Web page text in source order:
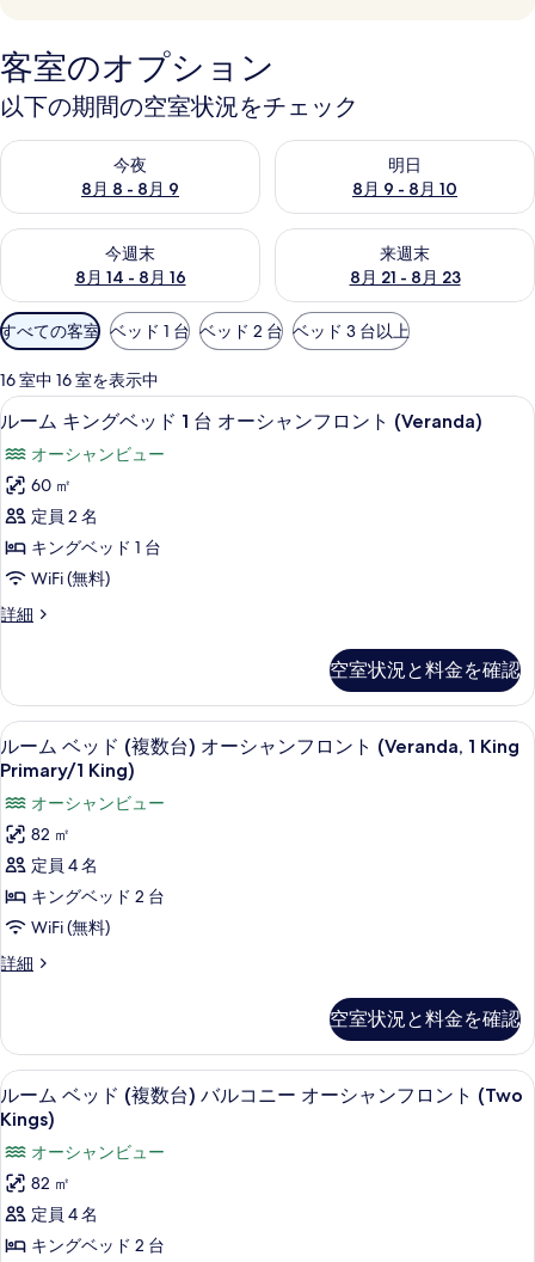
客室のオプション
以下の期間の空室状況をチェック
今夜
8月 8 - 8月 9
今夜 8月 8 - 8月 9 の空室状況をチェック
明日
8月 9 - 8月 10
明日 8月 9 - 8月 10 の空室状
今週末
8月 14 - 8月 16
今週末 8月 14 - 8月 16 の空室状況をチェック
来週末
8月 21 - 8月 23
来週末 8月 21 - 8月 23 の空室
利
用
可
能
な
客
室
の
り
込
み
すべての客室 ベッド 1 台 ベッド 2 台 ベッド 3 台以上
16 室中 16 室を表示中
ル
ム
キ
ン
グ
ベ
ッ
1
台
オ
ー
シ
ャ
ン
フ
ロ
ン
の
す
べ
て
の
写
真
高級寝具、セーフティボックス (室
12
ルーム キングベッド 1 台 オーシャンフロント (Veranda)
オーシャンビュー
60 ㎡
定員 2 名
キングベッド 1 台
WiFi (無料)
詳細
ル
ン
グ
ベ
ッ
台
オ
ー
シ
ン
フ
ロ
(Veranda)
詳
細
空室状況と料金を確認
ル
ー
ム
ベ
ッ
ド
(複
数
ー
シ
ャ
フ
ロ
ン
高級寝具、セーフティボックス (室
14
ルーム ベッド (複数台) オーシャンフロント (Veranda, 1 King
Primary/1 King)
オーシャンビュー
82 ㎡
定員 4 名
キングベッド 2 台
WiFi (無料)
詳細
ル
ッ
ド
(複
数
オ
ー
シ
ャ
ン
空室状況と料金を確認
ル
ー
ム
ベ
ッ
ド
17
ルーム ベッド (複数台) バルコニー オーシャンフロント (Two
Kings)
オーシャンビュー
82 ㎡
定員 4 名
キングベッド 2 台